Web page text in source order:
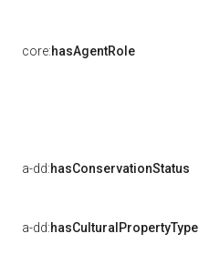
core:hasAgentRole
a-dd:hasConservationStatus
a-dd:hasCulturalPropertyType